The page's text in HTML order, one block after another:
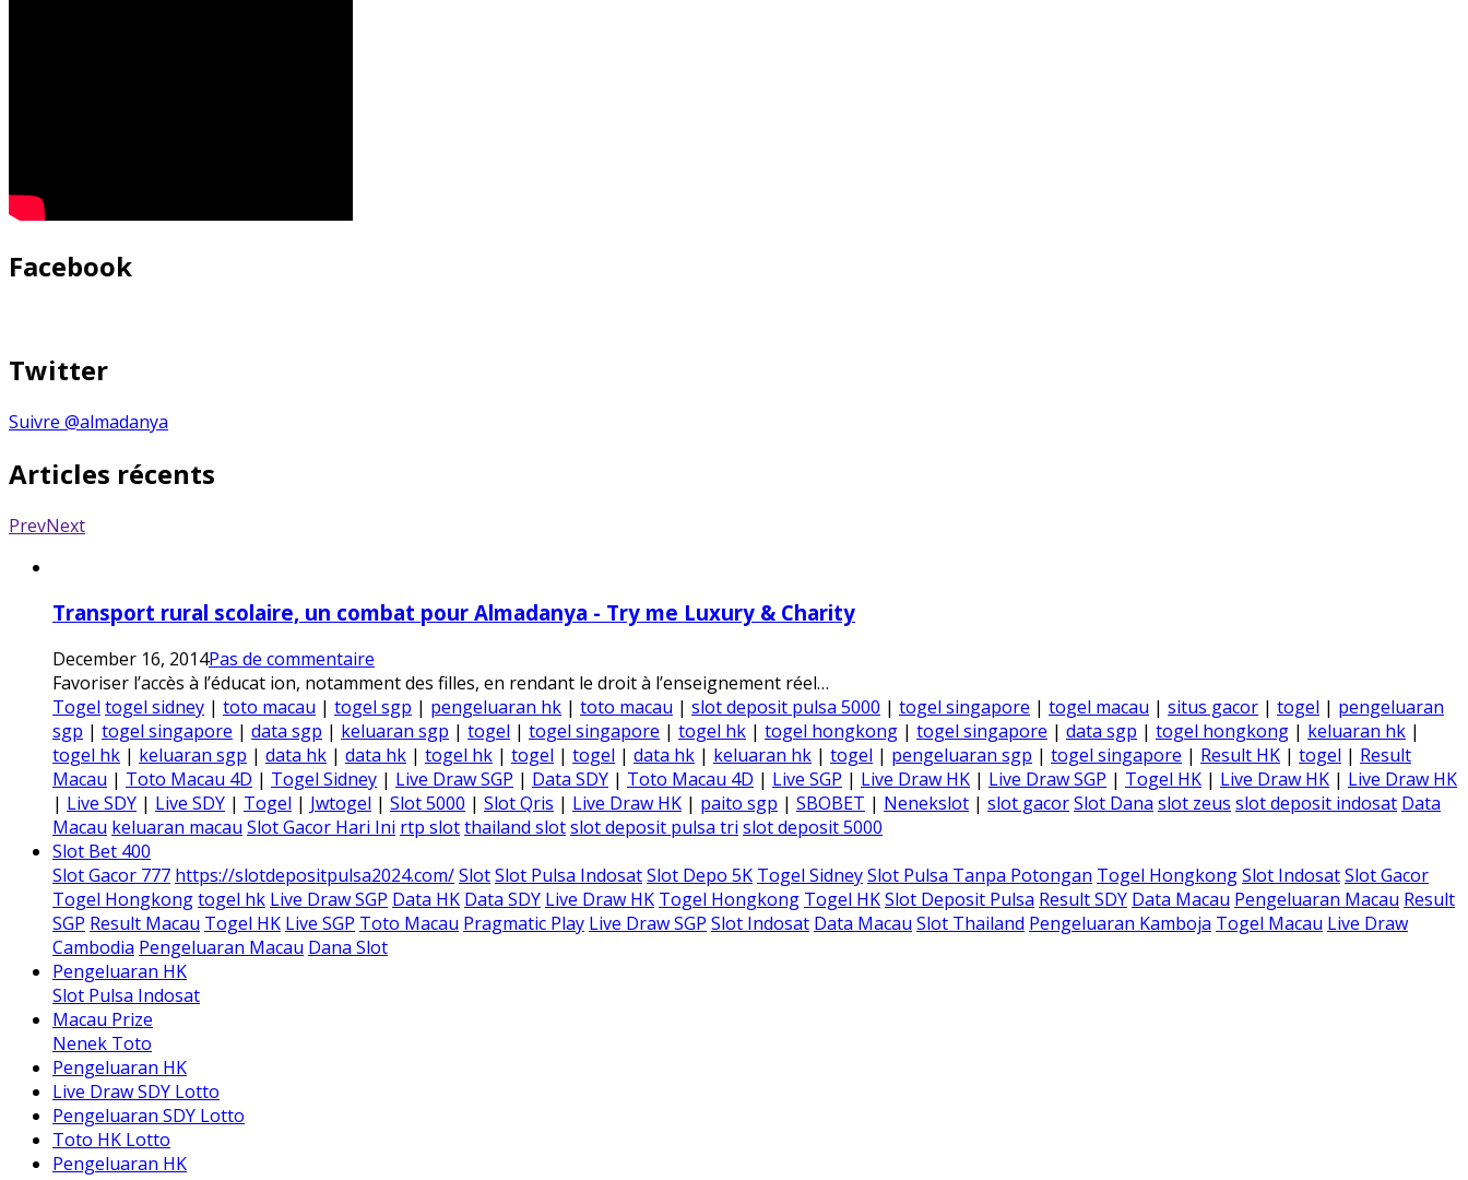
Facebook
Twitter
Suivre @almadanya
Articles récents
PrevNext
Transport rural scolaire, un combat pour Almadanya - Try me Luxury & Charity
December 16, 2014Pas de commentaire
Favoriser l’accès à l’éducat ion, notamment des filles, en rendant le droit à l’enseignement réel…
Togel togel sidney | toto macau | togel sgp | pengeluaran hk | toto macau | slot deposit pulsa 5000 | togel singapore | togel macau | situs gacor | togel | pengeluaran
sgp | togel singapore | data sgp | keluaran sgp | togel | togel singapore | togel hk | togel hongkong | togel singapore | data sgp | togel hongkong | keluaran hk |
togel hk | keluaran sgp | data hk | data hk | togel hk | togel | togel | data hk | keluaran hk | togel | pengeluaran sgp | togel singapore | Result HK | togel | Result
Macau | Toto Macau 4D | Togel Sidney | Live Draw SGP | Data SDY | Toto Macau 4D | Live SGP | Live Draw HK | Live Draw SGP | Togel HK | Live Draw HK | Live Draw HK
| Live SDY | Live SDY | Togel | Jwtogel | Slot 5000 | Slot Qris | Live Draw HK | paito sgp | SBOBET | Nenekslot | slot gacorSlot Dana slot zeus slot deposit indosat Data
Macau keluaran macau Slot Gacor Hari Ini rtp slotthailand slotslot deposit pulsa tri slot deposit 5000
Slot Bet 400
Slot Gacor 777 https://slotdepositpulsa2024.com/SlotSlot Pulsa IndosatSlot Depo 5K Togel SidneySlot Pulsa Tanpa Potongan Togel HongkongSlot IndosatSlot Gacor
Togel Hongkongtogel hk Live Draw SGP Data HK Data SDY Live Draw HK Togel Hongkong Togel HKSlot Deposit Pulsa Result SDY Data Macau Pengeluaran Macau Result
SGP Result Macau Togel HK Live SGP Toto Macau Pragmatic Play Live Draw SGP Slot Indosat Data Macau Slot Thailand Pengeluaran Kamboja Togel Macau Live Draw
Cambodia Pengeluaran Macau Dana Slot
Pengeluaran HK
Slot Pulsa Indosat
Macau Prize
Nenek Toto
Pengeluaran HK
Live Draw SDY Lotto
Pengeluaran SDY Lotto
Toto HK Lotto
Pengeluaran HK